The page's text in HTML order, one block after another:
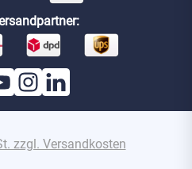
zzgl. Versandkosten